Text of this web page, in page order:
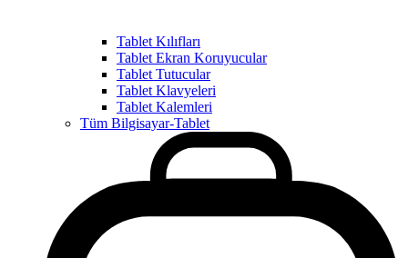
Tablet Kılıfları
Tablet Ekran Koruyucular
Tablet Tutucular
Tablet Klavyeleri
Tablet Kalemleri
Tüm Bilgisayar-Tablet